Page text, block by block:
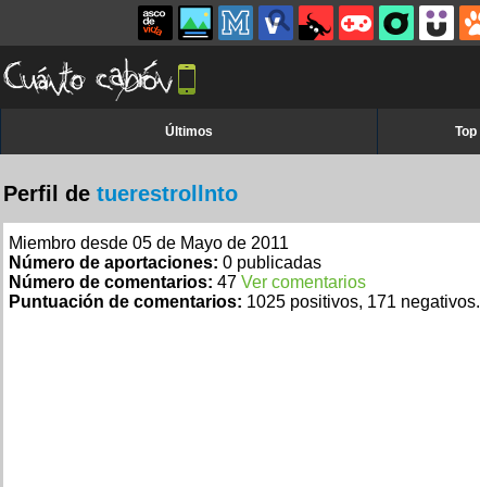
Últimos Top
Perfil de tuerestrollnto
Miembro desde 05 de Mayo de 2011
Número de aportaciones: 0 publicadas
Número de comentarios: 47 Ver comentarios
Puntuación de comentarios: 1025 positivos, 171 negativos.